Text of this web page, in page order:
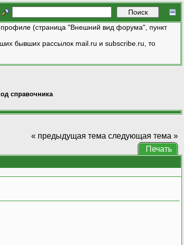
(страница "Внешний вид форума", пункт
бывших рассылок mail.ru и subscribe.ru, то
справочника
« предыдущая тема следующая тема »
Печать